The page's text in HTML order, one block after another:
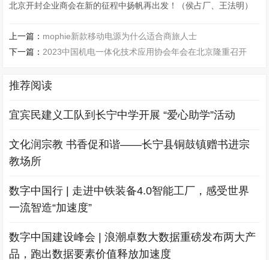
北京开封企业商会在新的征程中扬帆再出发！（侯占厂、王法明）
上一篇： mophie新款移动电源为什么适合商旅人士
下一篇： 2023中国机电一体化技术应用协会年会在北京隆重召开
推荐阅读
宜宾民建义工队到长宁中学开展 “爱心助学”活动
文化润宗教 书香促和谐——长宁县铜鼓镇赠书进宗
教场所
数字中国行 | 走进中铁装备4.0智能工厂，感受世界
一流智造“加速度”
数字中国建设峰会 | 浪潮卓数大数据重磅发布两大产
品，跑出数据要素价值释放加速度